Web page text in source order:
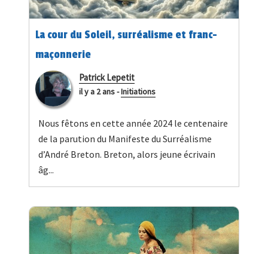
La cour du Soleil, surréalisme et franc-
maçonnerie
Patrick Lepetit
il y a 2 ans-Initiations
Nous fêtons en cette année 2024 le centenaire
de la parution du Manifeste du Surréalisme
d’André Breton. Breton, alors jeune écrivain
âg...